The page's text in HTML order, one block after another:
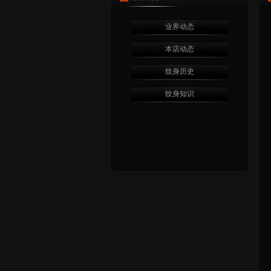
业界动态
本店动态
纹身历史
纹身知识